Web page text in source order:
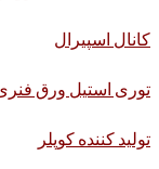
کانال اسپیرال
توری استیل ورق فنری
تولید کننده کوپلر